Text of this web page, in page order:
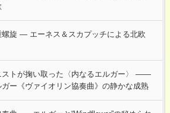
螺旋 ― エーネス＆スカプッチによる北欧
ストが掬い取った〈内なるエルガー〉 ――
ー《ヴァイオリン協奏曲》の静かな成熟